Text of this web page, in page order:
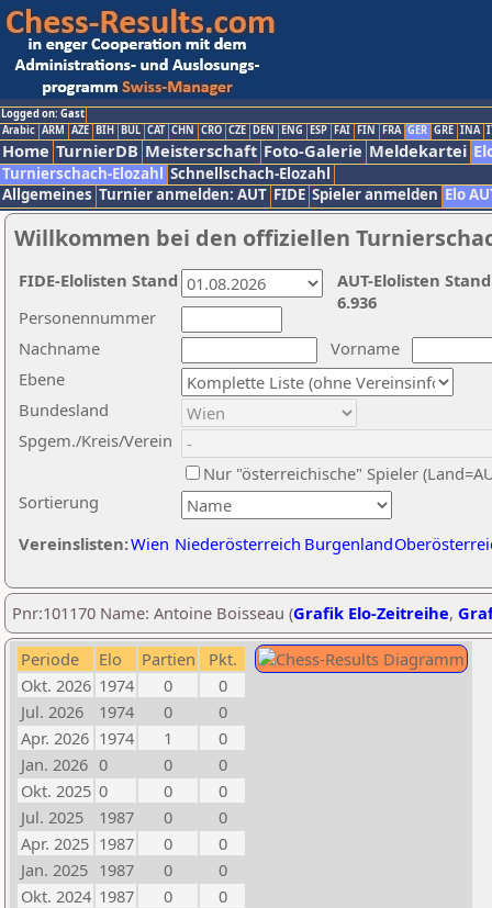
Logged on: Gast
Arabic ARM AZE BIH BUL CAT CHN CRO CZE DEN ENG ESP FAI FIN FRA GER GRE INA
Home TurnierDB Meisterschaft Foto-Galerie Meldekartei
Turnierschach-Elozahl Schnellschach-Elozahl
Allgemeines Turnier anmelden: AUT FIDE Spieler anmelden Elo
Willkommen bei den offiziellen
Nachname
Vorname
Ebene
Sortierung
Personennummer
Bundesland
Spgem./Kreis/Verein
Nur "österreichische" Spieler
Vereinslisten:Wien Niederösterreich Burgenland
AUT-Elolisten
6.936
FIDE-Elolisten Stand
Pnr:101170 Name: Antoine Boisseau (Grafik Elo-Zeitreihe,
Periode Elo Partien
Pkt.
Okt. 2026 1974 0
0
Jul. 2026
1974 0
0
Apr. 2026 1974 1
0
Jan. 2026 0 0
0
Okt. 2025 0 0
0
Jul. 2025
1987 0
0
Apr. 2025 1987 0
0
Jan. 2025 1987 0
0
Okt. 2024 1987 0
0